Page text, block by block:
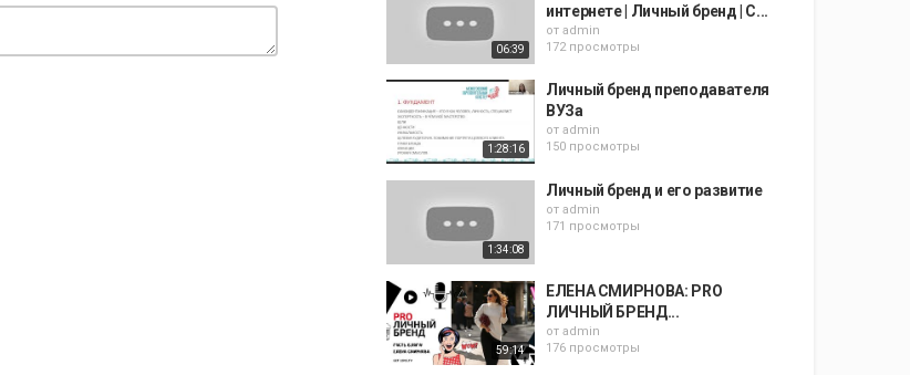
06:39
интернете | Личный бренд | С...
от admin
172 просмотры
1:28:16
Личный бренд преподавателя
ВУЗа
от admin
150 просмотры
1:34:08
Личный бренд и его развитие
от admin
171 просмотры
59:14
ЕЛЕНА СМИРНОВА: PRO
ЛИЧНЫЙ БРЕНД...
от admin
176 просмотры